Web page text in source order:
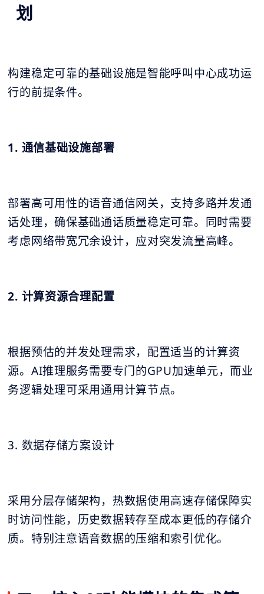
划
构建稳定可靠的基础设施是智能呼叫中心成功运
行的前提条件。
1. 通信基础设施部署
部署高可用性的语音通信网关，支持多路并发通
话处理，确保基础通话质量稳定可靠。同时需要
考虑网络带宽冗余设计，应对突发流量高峰。
2. 计算资源合理配置
根据预估的并发处理需求，配置适当的计算资
源。AI推理服务需要专门的GPU加速单元，而业
务逻辑处理可采用通用计算节点。
3. 数据存储方案设计
采用分层存储架构，热数据使用高速存储保障实
时访问性能，历史数据转存至成本更低的存储介
质。特别注意语音数据的压缩和索引优化。